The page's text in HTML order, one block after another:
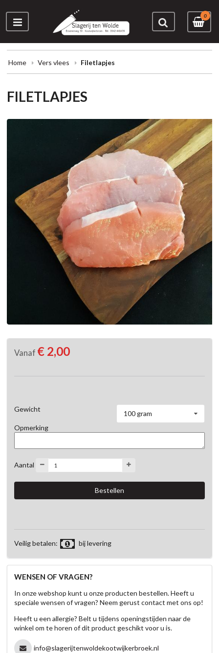
0
Home Vers vlees Filetlapjes
FILETLAPJES
Vanaf € 2,00
Gewicht
100 gram
Opmerking
Aantal
Veilig betalen: bij levering
WENSEN OF VRAGEN?
In onze webshop kunt u onze producten bestellen. Heeft u
speciale wensen of vragen? Neem gerust contact met ons op!
Heeft u een allergie? Belt u tijdens openingstijden naar de
winkel om te horen of dit product geschikt voor u is.
info@slagerijtenwoldekootwijkerbroek.nl